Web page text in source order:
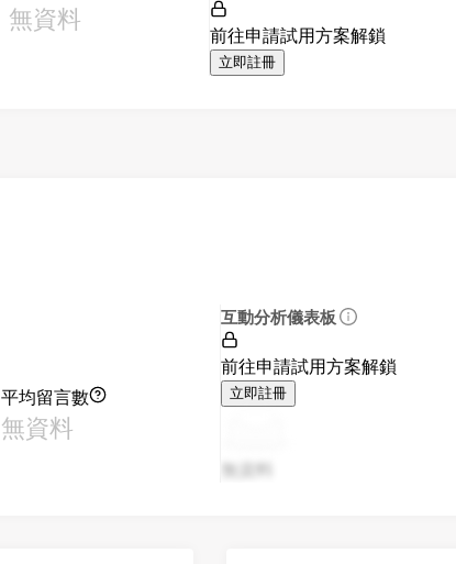
無資料
前往申請試用方案解鎖
立即註冊
平均留言數
無資料
互動分析儀表板
前往申請試用方案解鎖
立即註冊
無資料